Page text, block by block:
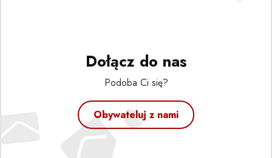
Dołącz do nas
Podoba Ci się?
Obywateluj z nami